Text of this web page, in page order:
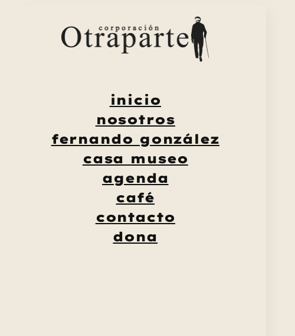
inicio
nosotros
fernando gonzález
casa museo
agenda
café
contacto
dona